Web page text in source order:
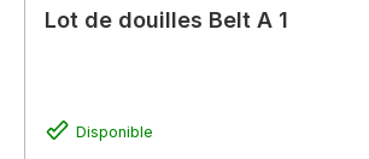
Lot de douilles Belt A 1
Disponible